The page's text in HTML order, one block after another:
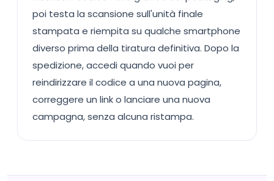
poi testa la scansione sull'unità finale
stampata e riempita su qualche smartphone
diverso prima della tiratura definitiva. Dopo la
spedizione, accedi quando vuoi per
reindirizzare il codice a una nuova pagina,
correggere un link o lanciare una nuova
campagna, senza alcuna ristampa.